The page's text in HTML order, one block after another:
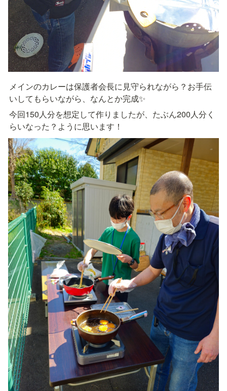
メインのカレーは保護者会長に見守られながら？お手伝
いしてもらいながら、なんとか完成✨
今回150人分を想定して作りましたが、たぶん200人分く
らいなった？ように思います！